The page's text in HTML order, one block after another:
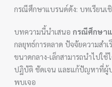
กรณีศึกษาแบรนด์ดัง: บทเรียนเ
บทความนี้นำเสนอกรณีศึกษา
กลยุทธ์การตลาด ปัจจัยความสำ
ขนาดกลาง-เล็กสามารถนำไปใ
ปฏิบัติ ชัดเจน และแก้ปัญหาที่ผู้
พบเจอ